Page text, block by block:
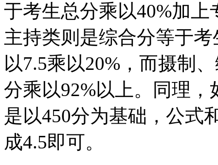
于考生总分乘以40%加上
主持类则是综合分等于
以7.5乘以20%，而摄制
分乘以92%以上。同理
是以450分为基础，公式
成4.5即可。